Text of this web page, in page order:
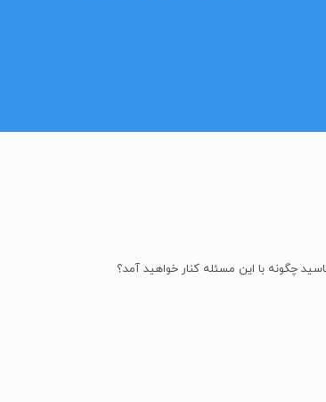
چگونه با این مسئله کنار خواهید آمد؟